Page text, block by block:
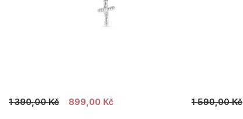
1 390,00 Kč 899,00 Kč 1 590,00 Kč